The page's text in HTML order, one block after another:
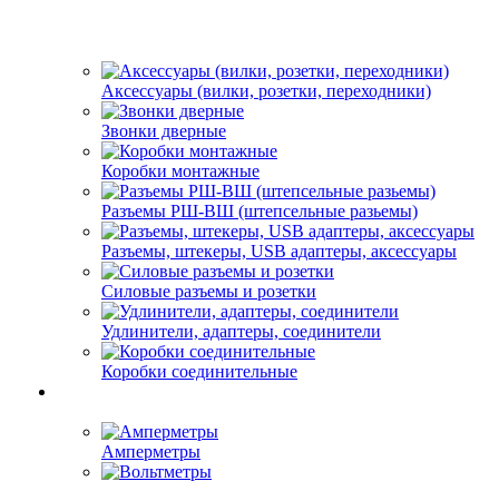
Аксессуары (вилки, розетки, переходники)
Звонки дверные
Коробки монтажные
Разъемы РШ-ВШ (штепсельные разьемы)
Разъемы, штекеры, USB адаптеры, аксессуары
Силовые разъемы и розетки
Удлинители, адаптеры, соединители
Коробки соединительные
Амперметры